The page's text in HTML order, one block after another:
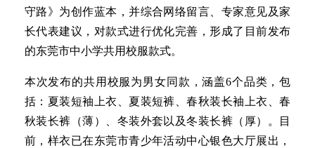
守路》为创作蓝本，并综合网络留言、专家意见及家
长代表建议，对款式进行优化完善，形成了目前发布
的东莞市中小学共用校服款式。
本次发布的共用校服为男女同款，涵盖6个品类，包
括：夏装短袖上衣、夏装短裤、春秋装长袖上衣、春
秋装长裤（薄）、冬装外套以及冬装长裤（厚）。目
前，样衣已在东莞市青少年活动中心银色大厅展出，